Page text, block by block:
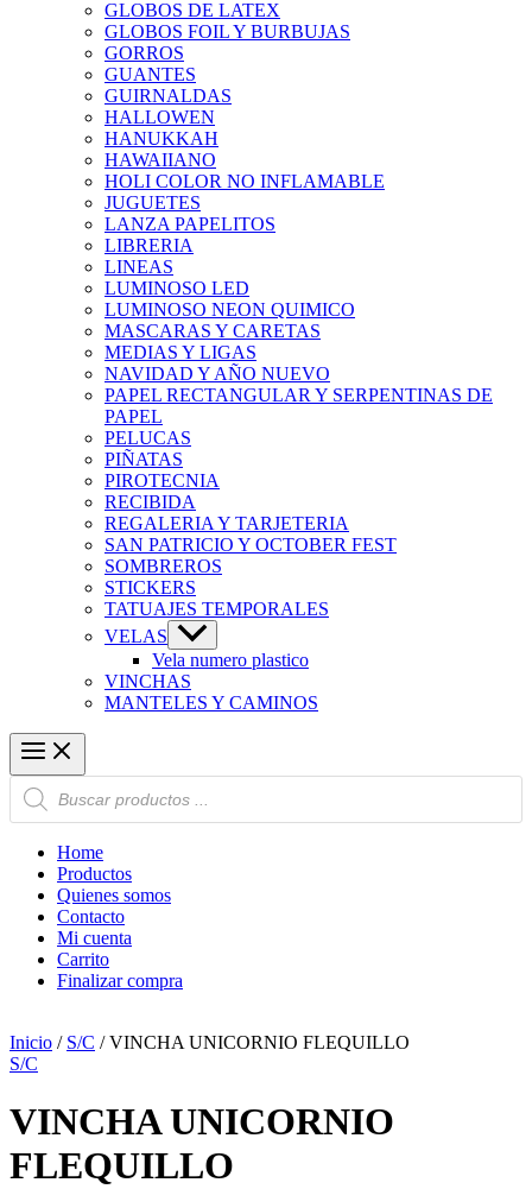
GLOBOS DE LATEX
GLOBOS FOIL Y BURBUJAS
GORROS
GUANTES
GUIRNALDAS
HALLOWEN
HANUKKAH
HAWAIIANO
HOLI COLOR NO INFLAMABLE
JUGUETES
LANZA PAPELITOS
LIBRERIA
LINEAS
LUMINOSO LED
LUMINOSO NEON QUIMICO
MASCARAS Y CARETAS
MEDIAS Y LIGAS
NAVIDAD Y AÑO NUEVO
PAPEL RECTANGULAR Y SERPENTINAS DE
PAPEL
PELUCAS
PIÑATAS
PIROTECNIA
RECIBIDA
REGALERIA Y TARJETERIA
SAN PATRICIO Y OCTOBER FEST
SOMBREROS
STICKERS
TATUAJES TEMPORALES
VELAS
Vela numero plastico
VINCHAS
MANTELES Y CAMINOS
Búsqueda
de
productos
Home
Productos
Quienes somos
Contacto
Mi cuenta
Carrito
Finalizar compra
Inicio / S/C / VINCHA UNICORNIO FLEQUILLO
S/C
VINCHA UNICORNIO
FLEQUILLO